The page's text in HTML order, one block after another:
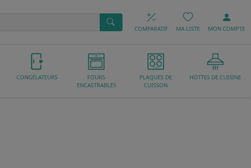
COMPARATIF MA LISTE MON COMPTE
CONGÉLATEURS
FOURS
ENCASTRABLES
PLAQUES DE
CUISSON
HOTTES DE CUISINE